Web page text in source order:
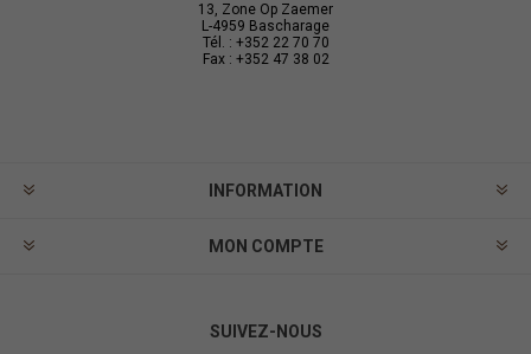
13, Zone Op Zaemer
L-4959 Bascharage
Tél. : +352 22 70 70
Fax : +352 47 38 02
INFORMATION
MON COMPTE
SUIVEZ-NOUS